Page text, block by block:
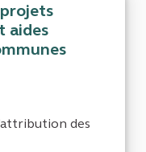
aides
des